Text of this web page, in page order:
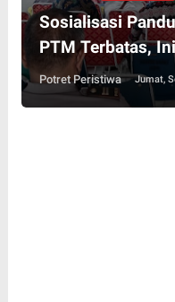
Sosialisasi
PTM Terbatas,
Potret Peristiwa Jumat,